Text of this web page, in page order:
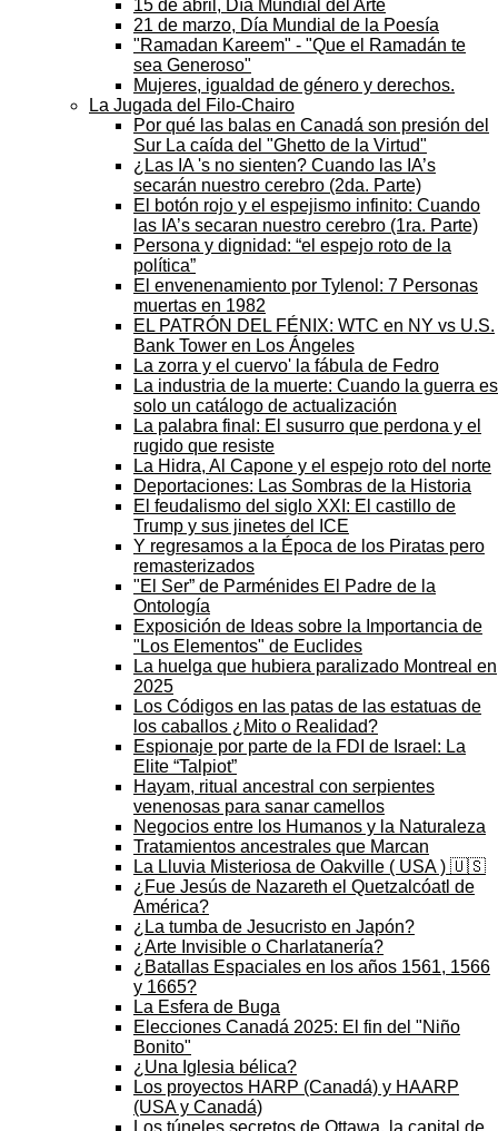
15 de abril, Día Mundial del Arte
21 de marzo, Día Mundial de la Poesía
"Ramadan Kareem" - "Que el Ramadán te
sea Generoso"
Mujeres, igualdad de género y derechos.
La Jugada del Filo-Chairo
Por qué las balas en Canadá son presión del
Sur La caída del "Ghetto de la Virtud"
¿Las IA 's no sienten? Cuando las IA’s
secarán nuestro cerebro (2da. Parte)
El botón rojo y el espejismo infinito: Cuando
las IA’s secaran nuestro cerebro (1ra. Parte)
Persona y dignidad: “el espejo roto de la
política”
El envenenamiento por Tylenol: 7 Personas
muertas en 1982
EL PATRÓN DEL FÉNIX: WTC en NY vs U.S.
Bank Tower en Los Ángeles
La zorra y el cuervo' la fábula de Fedro
La industria de la muerte: Cuando la guerra es
solo un catálogo de actualización
La palabra final: El susurro que perdona y el
rugido que resiste
La Hidra, Al Capone y el espejo roto del norte
Deportaciones: Las Sombras de la Historia
El feudalismo del siglo XXI: El castillo de
Trump y sus jinetes del ICE
Y regresamos a la Época de los Piratas pero
remasterizados
"El Ser” de Parménides El Padre de la
Ontología
Exposición de Ideas sobre la Importancia de
"Los Elementos" de Euclides
La huelga que hubiera paralizado Montreal en
2025
Los Códigos en las patas de las estatuas de
los caballos ¿Mito o Realidad?
Espionaje por parte de la FDI de Israel: La
Elite “Talpiot”
Hayam, ritual ancestral con serpientes
venenosas para sanar camellos
Negocios entre los Humanos y la Naturaleza
Tratamientos ancestrales que Marcan
La Lluvia Misteriosa de Oakville ( USA ) 🇺🇸
¿Fue Jesús de Nazareth el Quetzalcóatl de
América?
¿La tumba de Jesucristo en Japón?
¿Arte Invisible o Charlatanería?
¿Batallas Espaciales en los años 1561, 1566
y 1665?
La Esfera de Buga
Elecciones Canadá 2025: El fin del "Niño
Bonito"
¿Una Iglesia bélica?
Los proyectos HARP (Canadá) y HAARP
(USA y Canadá)
Los túneles secretos de Ottawa, la capital de